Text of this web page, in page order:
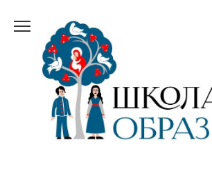
содержанию